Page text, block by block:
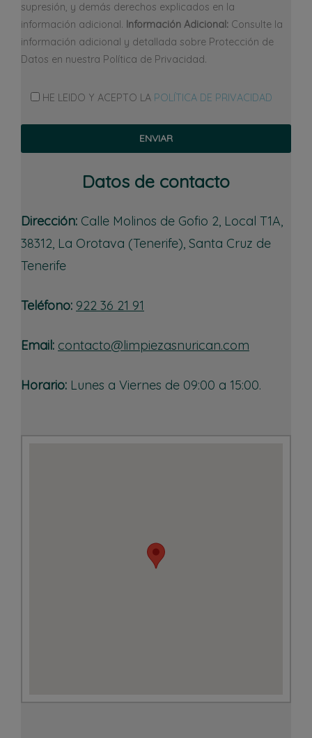
supresión, y demás derechos explicados en la
información adicional. Información Adicional: Consulte la
información adicional y detallada sobre Protección de
Datos en nuestra Política de Privacidad.
HE LEIDO Y ACEPTO LA POLÍTICA DE PRIVACIDAD
Datos de contacto
Dirección: Calle Molinos de Gofio 2, Local T1A,
38312, La Orotava (Tenerife), Santa Cruz de
Tenerife
Teléfono: 922 36 21 91
Email: contacto@limpiezasnurican.com
Horario: Lunes a Viernes de 09:00 a 15:00.